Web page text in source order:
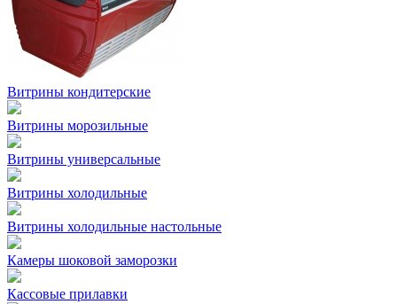
Витрины кондитерские
Витрины морозильные
Витрины универсальные
Витрины холодильные
Витрины холодильные настольные
Камеры шоковой заморозки
Кассовые прилавки